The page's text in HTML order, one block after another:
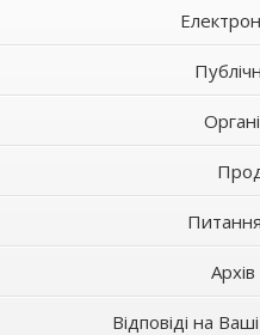
Відповіді на